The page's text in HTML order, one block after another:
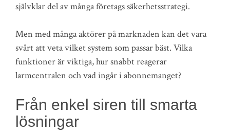
självklar del av många företags säkerhetsstrategi.
Men med många aktörer på marknaden kan det vara
svårt att veta vilket system som passar bäst. Vilka
funktioner är viktiga, hur snabbt reagerar
larmcentralen och vad ingår i abonnemanget?
Från enkel siren till smarta
lösningar